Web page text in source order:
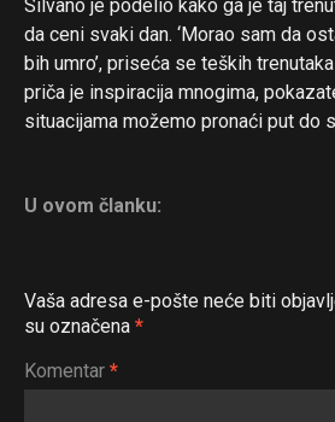
Silvano je podelio kako ga je taj
da ceni svaki dan. ‘Morao sam da
bih umro’, priseća se teških
priča je inspiracija mnogima,
situacijama možemo pronaći put do
U ovom članku:
Vaša adresa e-pošte neće biti
su označena *
Komentar *